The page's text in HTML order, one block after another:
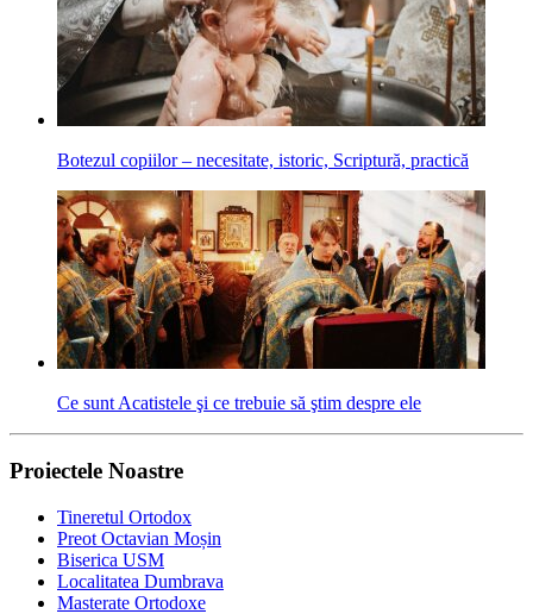
Botezul copiilor – necesitate, istoric, Scriptură, practică
Ce sunt Acatistele şi ce trebuie să ştim despre ele
Proiectele Noastre
Tineretul Ortodox
Preot Octavian Moșin
Biserica USM
Localitatea Dumbrava
Masterate Ortodoxe